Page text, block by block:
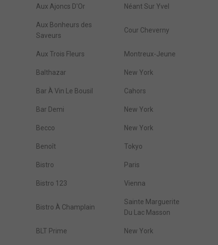
Aux Ajoncs D'Or Néant Sur Yvel
Aux Bonheurs des
Saveurs
Cour Cheverny
Aux Trois Fleurs Montreux-Jeune
Balthazar New York
Bar À Vin Le Bousil Cahors
Bar Demi New York
Becco New York
Benoît Tokyo
Bistro Paris
Bistro 123 Vienna
Bistro À Champlain
Sainte Marguerite
Du Lac Masson
BLT Prime New York